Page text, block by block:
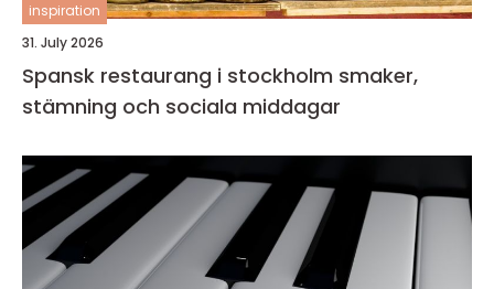
inspiration
31. July 2026
Spansk restaurang i stockholm smaker,
stämning och sociala middagar